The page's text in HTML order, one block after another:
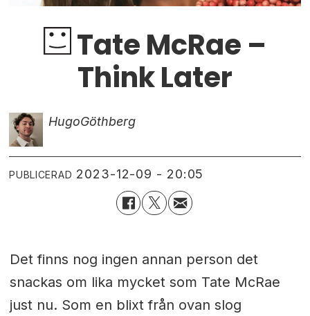
Tate McRae –
Think Later
HugoGöthberg
PUBLICERAD 2023-12-09 - 20:05
Det finns nog ingen annan person det
snackas om lika mycket som Tate McRae
just nu. Som en blixt från ovan slog